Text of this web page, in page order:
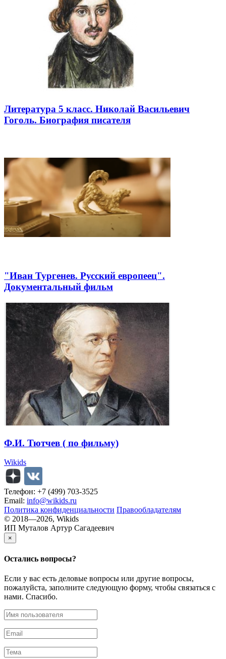
Литература 5 класс. Николай Васильевич
Гоголь. Биография писателя
"Иван Тургенев. Русский европеец".
Документальный фильм
Ф.И. Тютчев ( по фильму)
Wikids
Телефон: +7 (499) 703-3525
Email: info@wikids.ru
Политика конфиденциальности Правообладателям
© 2018—2026, Wikids
ИП Муталов Артур Сагадеевич
×
Остались вопросы?
Если у вас есть деловые вопросы или другие вопросы,
пожалуйста, заполните следующую форму, чтобы связаться с
нами. Спасибо.